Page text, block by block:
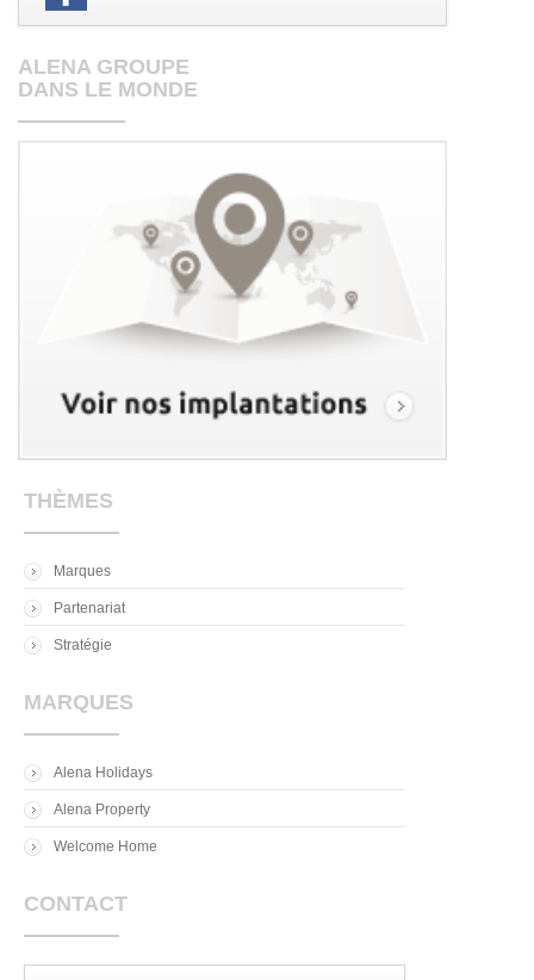
ALENA GROUPE
DANS LE MONDE
THÈMES
Marques
Partenariat
Stratégie
MARQUES
Alena Holidays
Alena Property
Welcome Home
CONTACT